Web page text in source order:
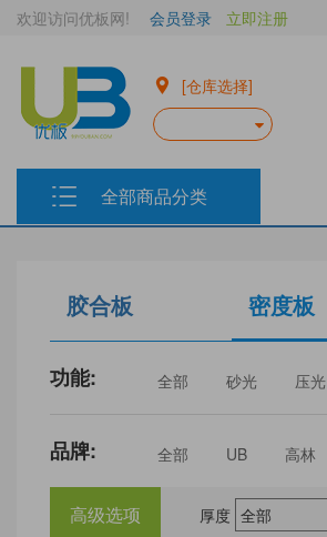
欢迎访问优板网! 会员登录 立即注册
[仓库选择]
全部商品分类
胶合板 密度板
功能: 全部 砂光 压光
品牌: 全部 UB 高林
三威
建瓯福人
高级选项 厚度